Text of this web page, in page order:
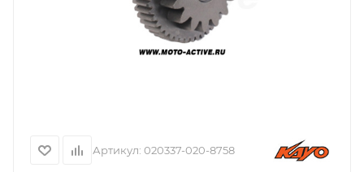
Артикул: 020337-020-8758